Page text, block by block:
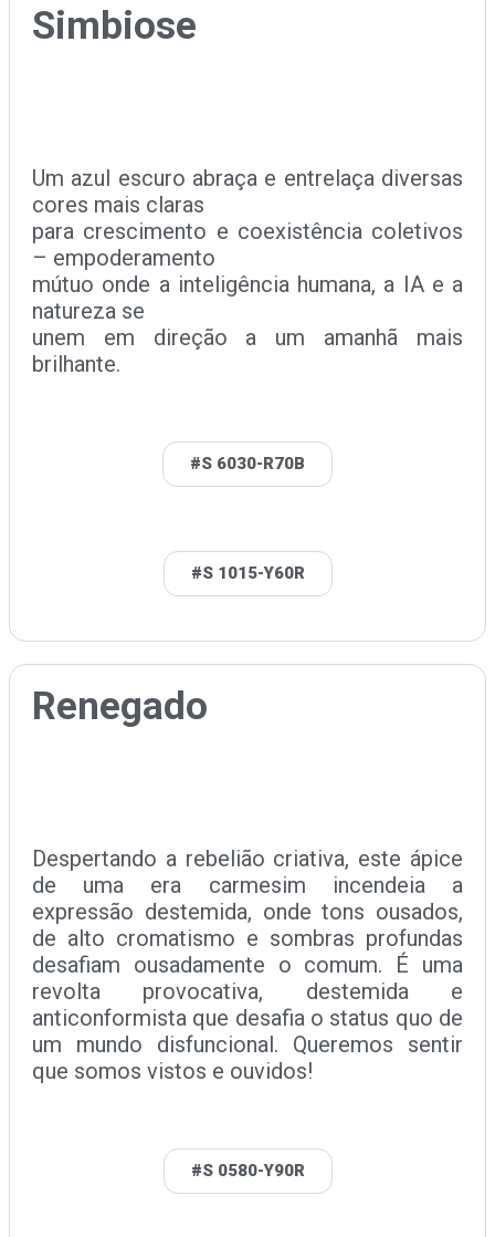
Simbiose
Um azul escuro abraça e entrelaça diversas
cores mais claras
para crescimento e coexistência coletivos
– empoderamento
mútuo onde a inteligência humana, a IA e a
natureza se
unem em direção a um amanhã mais
brilhante.
#S 6030-R70B
#S 1015-Y60R
Renegado
Despertando a rebelião criativa, este ápice
de uma era carmesim incendeia a
expressão destemida, onde tons ousados,
de alto cromatismo e sombras profundas
desafiam ousadamente o comum. É uma
revolta provocativa, destemida e
anticonformista que desafia o status quo de
um mundo disfuncional. Queremos sentir
que somos vistos e ouvidos!
#S 0580-Y90R